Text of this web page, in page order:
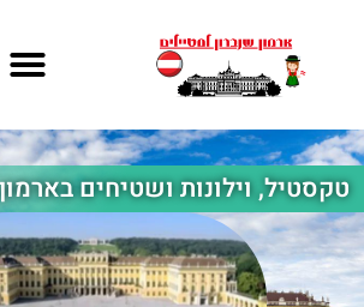
טקסטיל, וילונות ושטיחים